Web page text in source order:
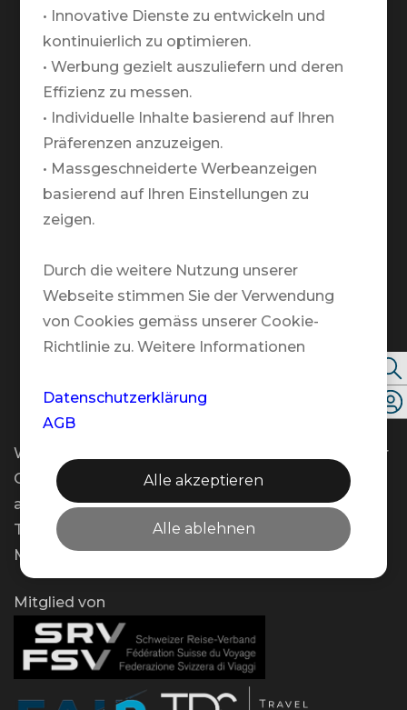
Warum TRAVELZONE?
Team
Markenbotschafter
Medien
Rund um Deine Reise
Nachhaltigkeit
Kontakt
Folgen Sie uns
Wir bieten Ihnen flexible Beratungstermine an – vor
Ort, telefonisch oder per Video – und das gerne
auch ausserhalb unserer regulären Öffnungszeiten.
Teilen Sie uns Ihren Wunschtermin einfach per E-
Mail mit!
Mitglied von
• Innovative Dienste zu entwickeln und
kontinuierlich zu optimieren.
• Werbung gezielt auszuliefern und deren
Effizienz zu messen.
• Individuelle Inhalte basierend auf Ihren
Präferenzen anzuzeigen.
• Massgeschneiderte Werbeanzeigen
basierend auf Ihren Einstellungen zu
zeigen.
Durch die weitere Nutzung unserer
Webseite stimmen Sie der Verwendung
von Cookies gemäss unserer Cookie-
Richtlinie zu. Weitere Informationen
Datenschutzerklärung
AGB
Alle akzeptieren
Alle ablehnen